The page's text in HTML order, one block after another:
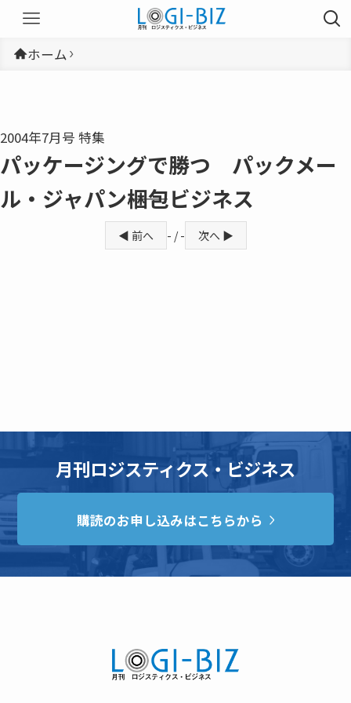
ホーム
2004年7月号 特集
パッケージングで勝つ パックメー
ル・ジャパン――梱包ビジネス
◀ 前へ - / - 次へ ▶
月刊ロジスティクス・ビジネス
購読のお申し込みはこちらから